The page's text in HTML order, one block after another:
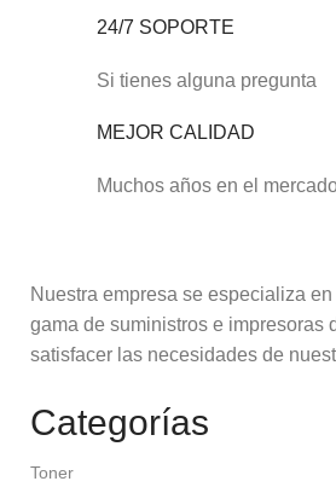
24/7 SOPORTE
Si tienes alguna pregunta
MEJOR CALIDAD
Muchos años en el
Nuestra empresa se especializa
gama de suministros e impresoras
satisfacer las necesidades de
Categorías
Toner